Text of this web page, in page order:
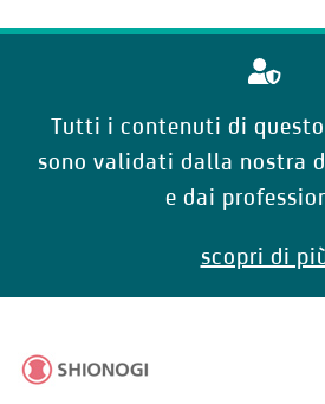
Tutti i contenuti di
sono validati dalla nostra
e dai
scopri di